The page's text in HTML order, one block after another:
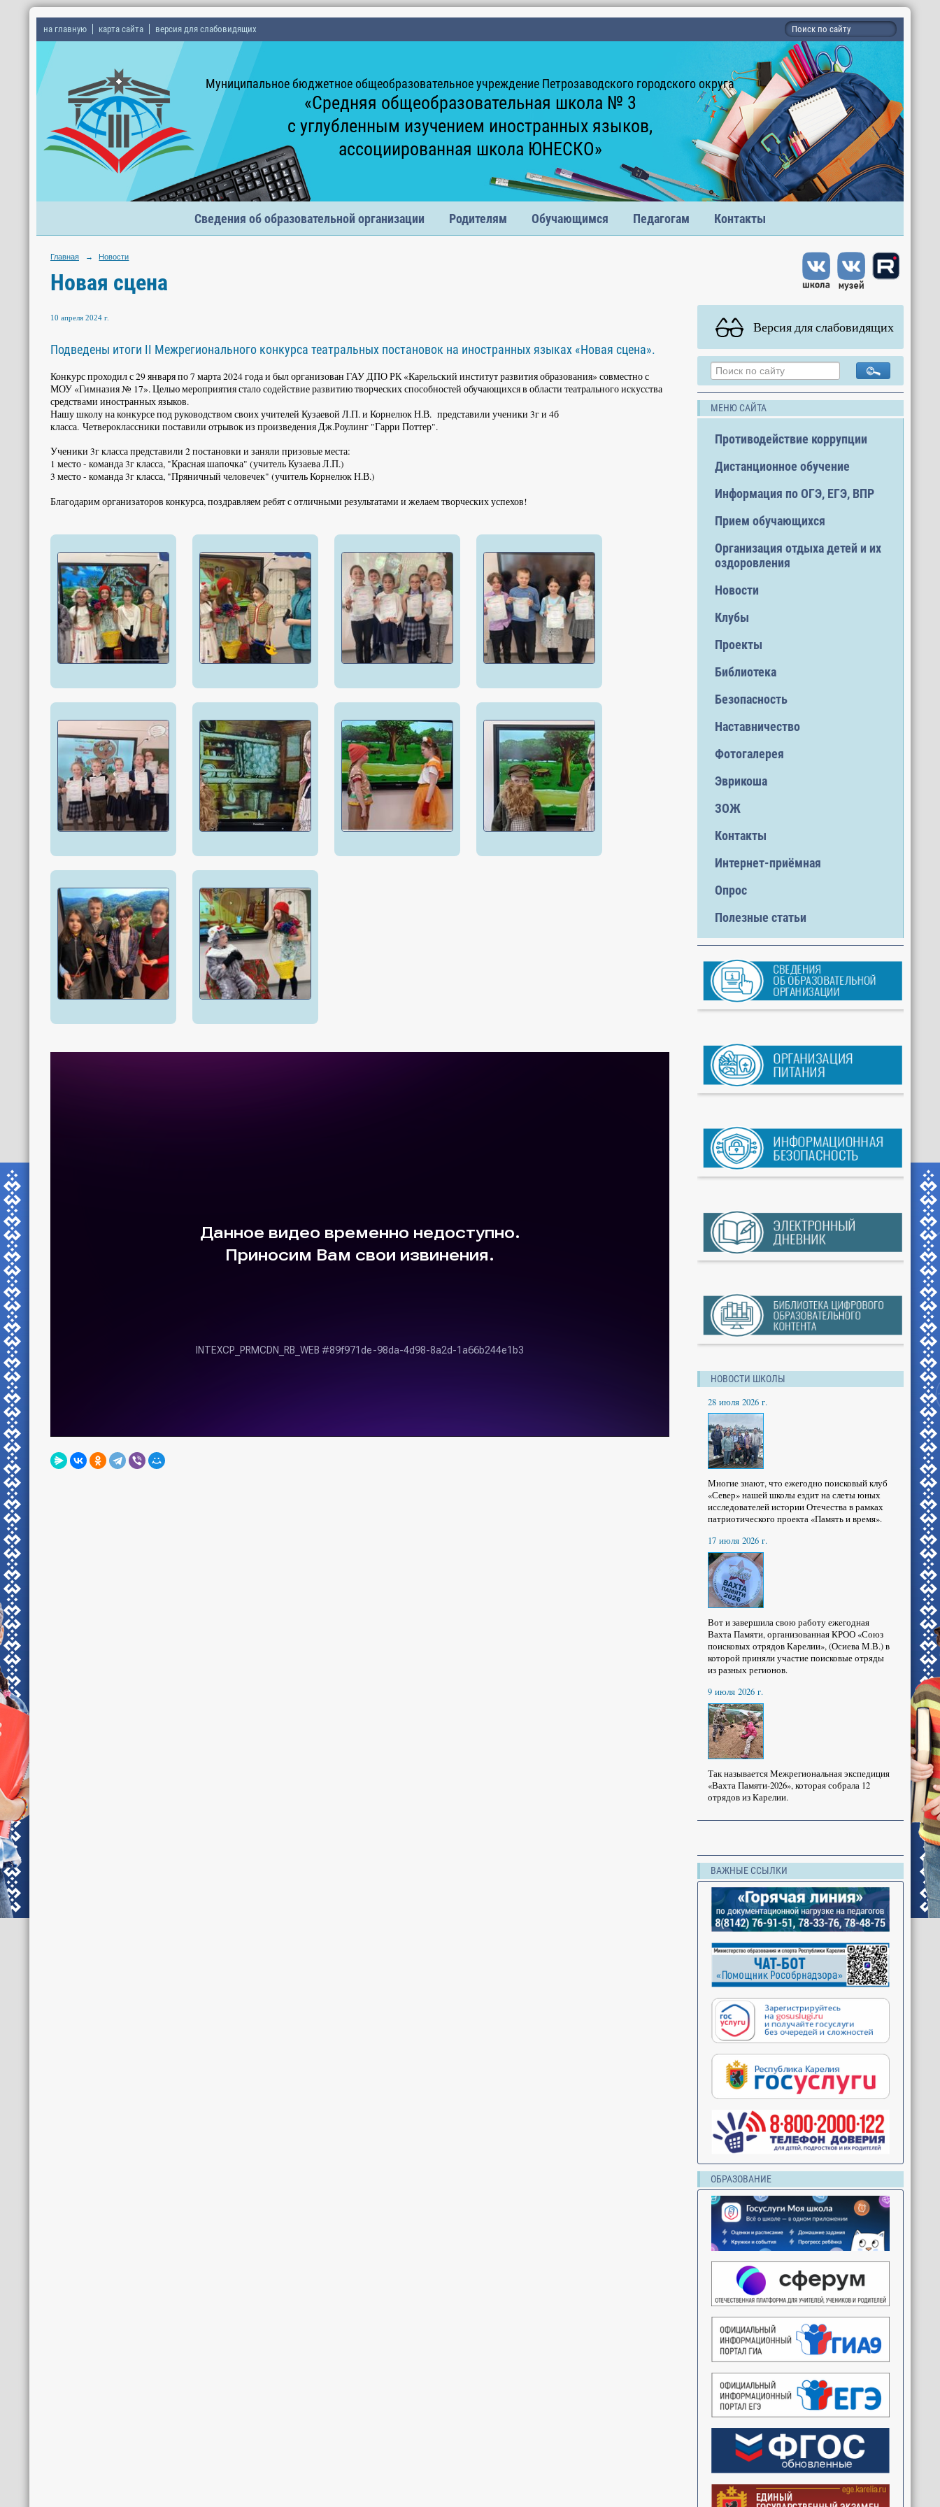
на главную карта сайта версия для слабовидящих
Муниципальное бюджетное общеобразовательное учреждение Петрозаводского городского округа
«Средняя общеобразовательная школа № 3
с углубленным изучением иностранных языков,
ассоциированная школа ЮНЕСКО»
Сведения об образовательной организации Родителям Обучающимся Педагогам Контакты
Главная → Новости
Новая сцена
10 апреля 2024 г.
Подведены итоги II Межрегионального конкурса театральных постановок на иностранных языках «Новая сцена».
Конкурс проходил с 29 января по 7 марта 2024 года и был организован ГАУ ДПО РК «Карельский институт развития образования» совместно с
МОУ «Гимназия № 17». Целью мероприятия стало содействие развитию творческих способностей обучающихся в области театрального искусства
средствами иностранных языков.
Нашу школу на конкурсе под руководством своих учителей Кузаевой Л.П. и Корнелюк Н.В. представили ученики 3г и 4б
класса. Четвероклассники поставили отрывок из произведения Дж.Роулинг "Гарри Поттер".
Ученики 3г класса представили 2 постановки и заняли призовые места:
1 место - команда 3г класса, "Красная шапочка" (учитель Кузаева Л.П.)
3 место - команда 3г класса, "Пряничный человечек" (учитель Корнелюк Н.В.)
Благодарим организаторов конкурса, поздравляем ребят с отличными результатами и желаем творческих успехов!
Версия для слабовидящих
МЕНЮ САЙТА
Противодействие коррупции
Дистанционное обучение
Информация по ОГЭ, ЕГЭ, ВПР
Прием обучающихся
Организация отдыха детей и их
оздоровления
Новости
Клубы
Проекты
Библиотека
Безопасность
Наставничество
Фотогалерея
Эврикоша
ЗОЖ
Контакты
Интернет-приёмная
Опрос
Полезные статьи
НОВОСТИ ШКОЛЫ
28 июля 2026 г.
Многие знают, что ежегодно поисковый клуб
«Север» нашей школы ездит на слеты юных
исследователей истории Отечества в рамках
патриотического проекта «Память и время».
17 июля 2026 г.
Вот и завершила свою работу ежегодная
Вахта Памяти, организованная КРОО «Союз
поисковых отрядов Карелии», (Осиева М.В.) в
которой приняли участие поисковые отряды
из разных регионов.
9 июля 2026 г.
Так называется Межрегиональная экспедиция
«Вахта Памяти-2026», которая собрала 12
отрядов из Карелии.
ВАЖНЫЕ ССЫЛКИ
ОБРАЗОВАНИЕ